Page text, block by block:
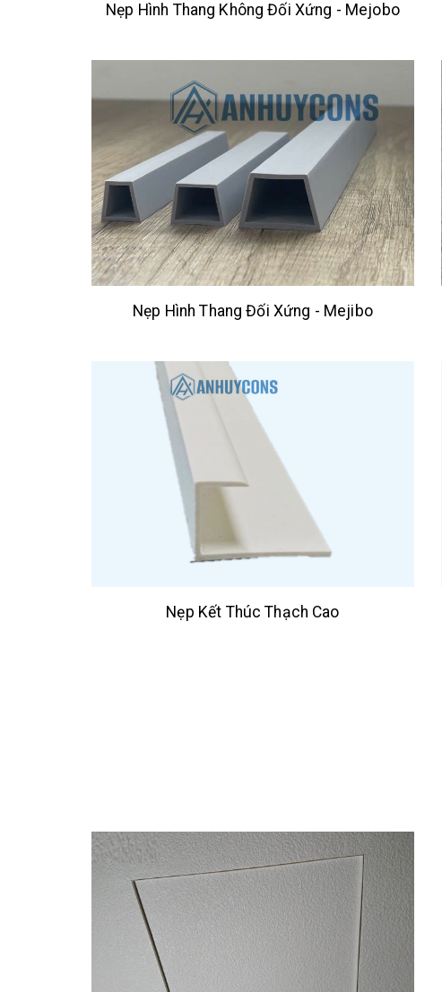
Nẹp Hình Thang Không Đối Xứng - Mejobo
Nẹp Hình Thang Đối Xứng - Mejibo
Nẹp Kết Thúc Thạch Cao